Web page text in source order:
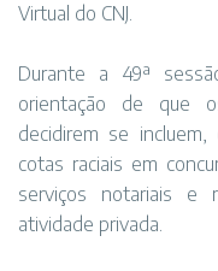
Virtual do CNJ.
Durante a 49ª
orientação de que
decidirem se
cotas raciais em
serviços notariais
atividade privada.